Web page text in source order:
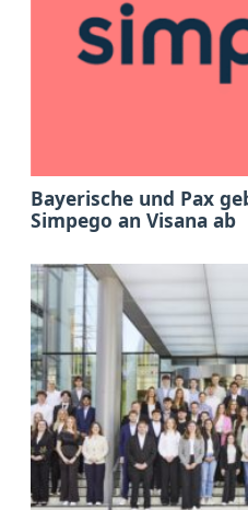
Bayerische und Pax
Simpego an Visana ab